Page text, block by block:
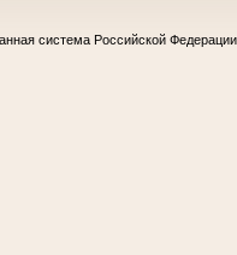
система Российской